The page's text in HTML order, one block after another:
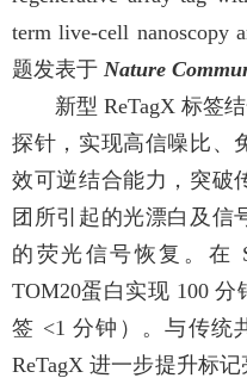
term live-cell nanoscopy
题发表于 Nature
新型 ReTagX 标签
探针，实现高信噪比、
效可逆结合能力，突破
团所引起的光漂白及信
的荧光信号恢复。在
TOM20蛋白实现 100分
签 <1 分钟）。与传统
ReTagX进一步提升标